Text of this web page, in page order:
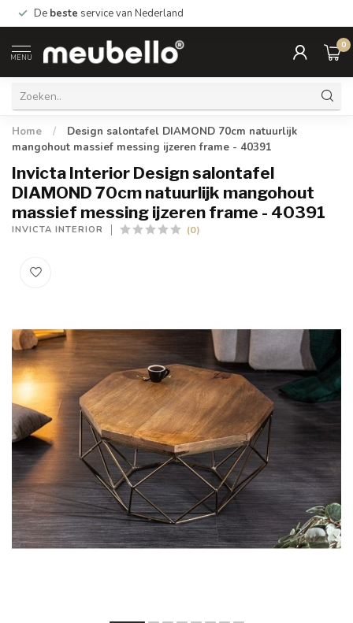
De beste service van Nederland
MENU
0
Home /
Design salontafel DIAMOND 70cm natuurlijk
mangohout massief messing ijzeren frame - 40391
Invicta Interior Design salontafel
DIAMOND 70cm natuurlijk mangohout
massief messing ijzeren frame - 40391
INVICTA INTERIOR (0)